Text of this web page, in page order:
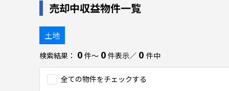
売却中収益物件一覧
土地
検索結果： 0 件〜 0 件表示／ 0 件中
全ての物件をチェックする